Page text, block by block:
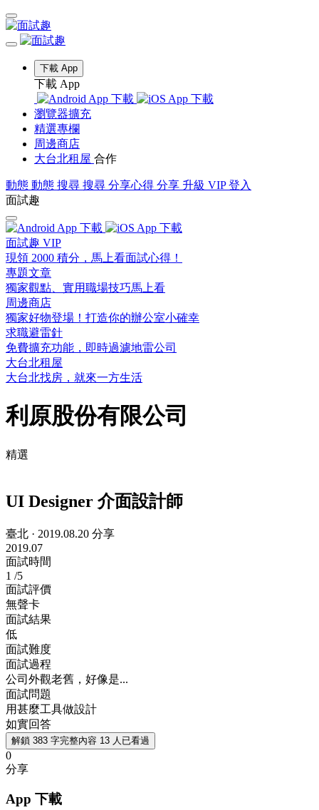
下載 App
下載 App
瀏覽器擴充
精選專欄
周邊商店
大台北租屋 合作
動態 動態 搜尋 搜尋 分享心得 分享 升級 VIP 登入
面試趣
面試趣 VIP
現領 2000 積分，馬上看面試心得！
專題文章
獨家觀點、實用職場技巧馬上看
周邊商店
獨家好物登場！打造你的辦公室小確幸
求職避雷針
免費擴充功能，即時過濾地雷公司
大台北租屋
大台北找房，就來一方生活
利原股份有限公司
精選
UI Designer 介面設計師
臺北 · 2019.08.20 分享
2019.07
面試時間
1 /5
面試評價
無聲卡
面試結果
低
面試難度
面試過程
公司外觀老舊，好像是...
面試問題
用甚麼工具做設計
如實回答
解鎖 383 字完整內容 13 人已看過
0
分享
App 下載